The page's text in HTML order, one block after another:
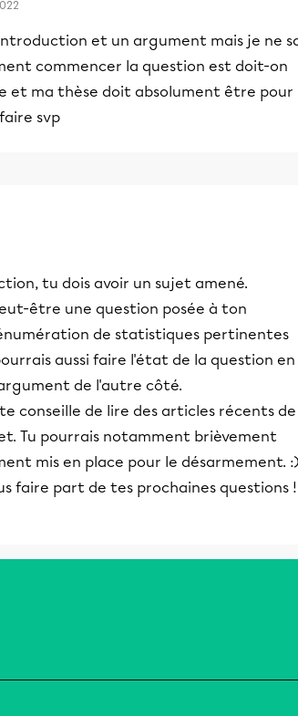
et un argument mais je ne
commencer la question est doit-on
et ma thèse doit absolument être pour
svp
tu dois avoir un sujet amené.
être une question posée à ton
de statistiques pertinentes
aussi faire l'état de la question en
de l'autre côté.
conseille de lire des articles récents de
Tu pourrais notamment brièvement
mis en place pour le désarmement.
faire part de tes prochaines questions !